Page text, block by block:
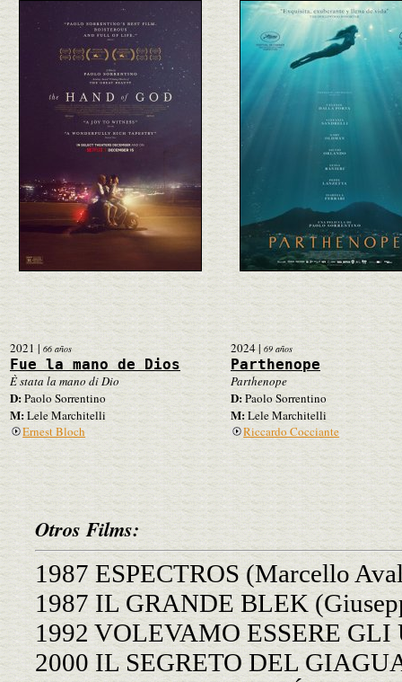
2021| 66 años
Fue la mano de Dios
È stata la mano di Dio
D:Paolo Sorrentino
M:Lele Marchitelli
Ernest Bloch
2024| 69 años
Parthenope
Parthenope
D:Paolo Sorrentino
M:Lele Marchitelli
Riccardo Cocciante
Otros Films:
1987 ESPECTROS (Marcello
1987 IL GRANDE BLEK
1992 VOLEVAMO ESSERE GLI
2000 IL SEGRETO DEL